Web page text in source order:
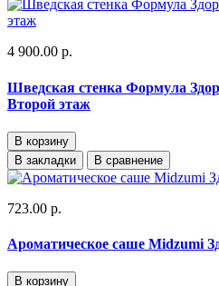
4 900.00 р.
Шведская стенка Формула
Второй этаж
В корзину
В закладки
В сравнение
723.00 р.
Ароматическое саше Midzumi
В корзину